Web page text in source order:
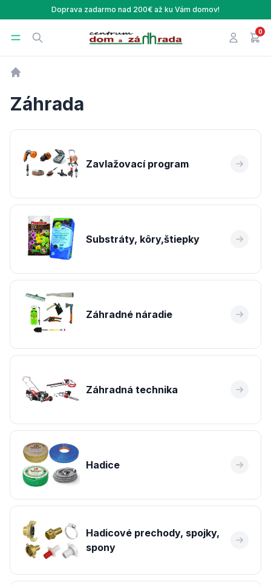
Doprava zadarmo nad 200€ až ku Vám domov!
Open menu
Search Centrum Dom a Záhrada 0
v
Záhrada
Zavlažovací program
Substráty, kôry,štiepky
Záhradné náradie
Záhradná technika
Hadice
Hadicové prechody, spojky,
spony